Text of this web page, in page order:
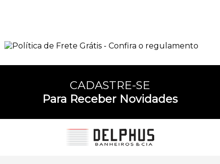
CADASTRE-SE
Para Receber Novidades